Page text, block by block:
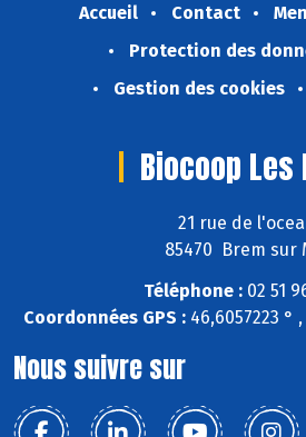
Accueil Contact
Protection des
Gestion des cookies
Biocoop Les
21 rue de
85470 Brem sur
Téléphone :02 51
Coordonnées GPS : 46,6057223 °
Nous suivre sur